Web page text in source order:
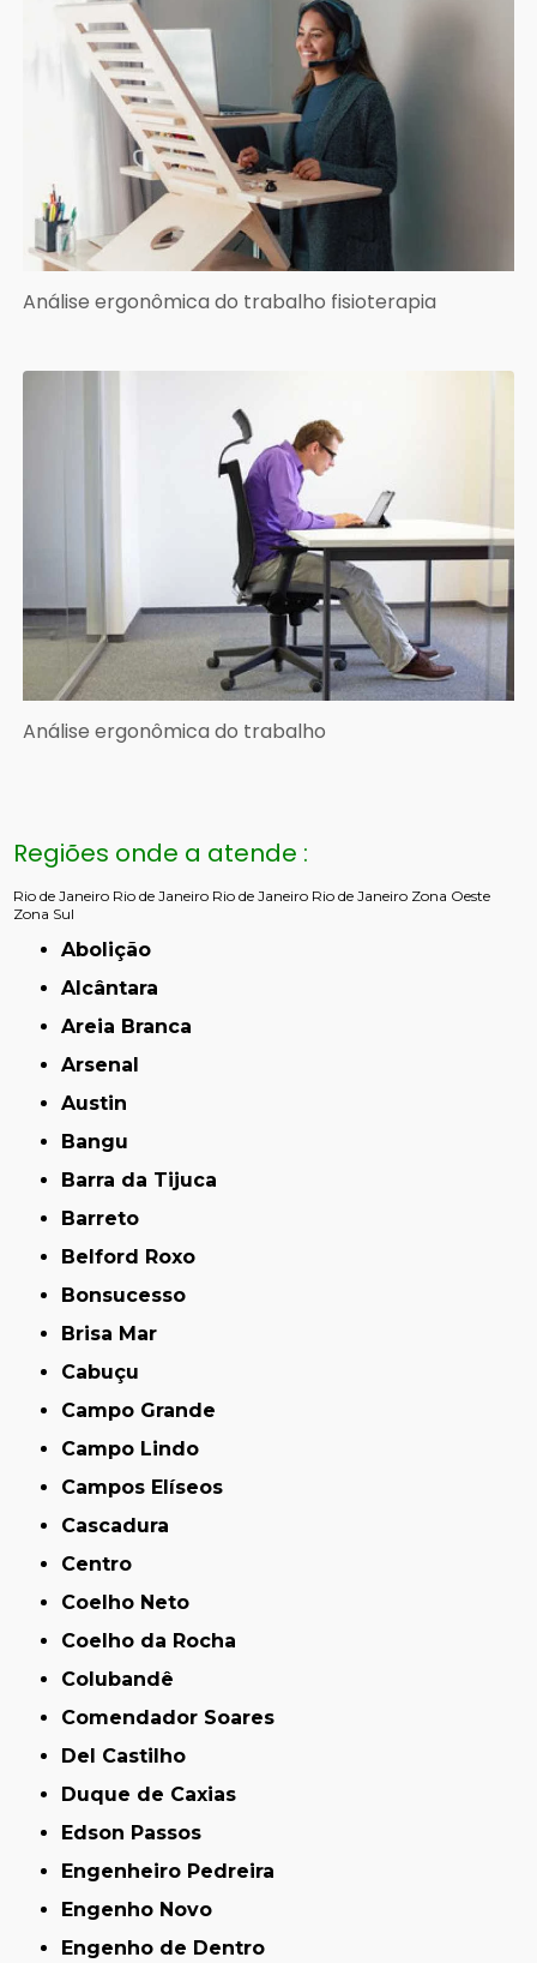
Análise ergonômica do trabalho fisioterapia
Análise ergonômica do trabalho
Regiões onde a atende :
Rio de Janeiro Rio de Janeiro Rio de Janeiro Rio de Janeiro Zona Oeste
Zona Sul
Abolição
Alcântara
Areia Branca
Arsenal
Austin
Bangu
Barra da Tijuca
Barreto
Belford Roxo
Bonsucesso
Brisa Mar
Cabuçu
Campo Grande
Campo Lindo
Campos Elíseos
Cascadura
Centro
Coelho Neto
Coelho da Rocha
Colubandê
Comendador Soares
Del Castilho
Duque de Caxias
Edson Passos
Engenheiro Pedreira
Engenho Novo
Engenho de Dentro